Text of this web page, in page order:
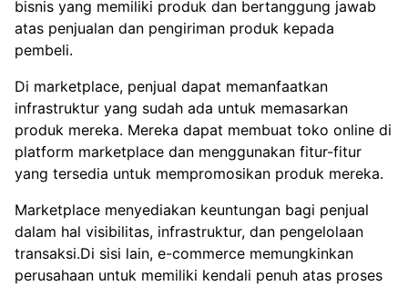
bisnis yang memiliki produk dan bertanggung jawab
atas penjualan dan pengiriman produk kepada
pembeli.
Di marketplace, penjual dapat memanfaatkan
infrastruktur yang sudah ada untuk memasarkan
produk mereka. Mereka dapat membuat toko online di
platform marketplace dan menggunakan fitur-fitur
yang tersedia untuk mempromosikan produk mereka.
Marketplace menyediakan keuntungan bagi penjual
dalam hal visibilitas, infrastruktur, dan pengelolaan
transaksi.Di sisi lain, e-commerce memungkinkan
perusahaan untuk memiliki kendali penuh atas proses